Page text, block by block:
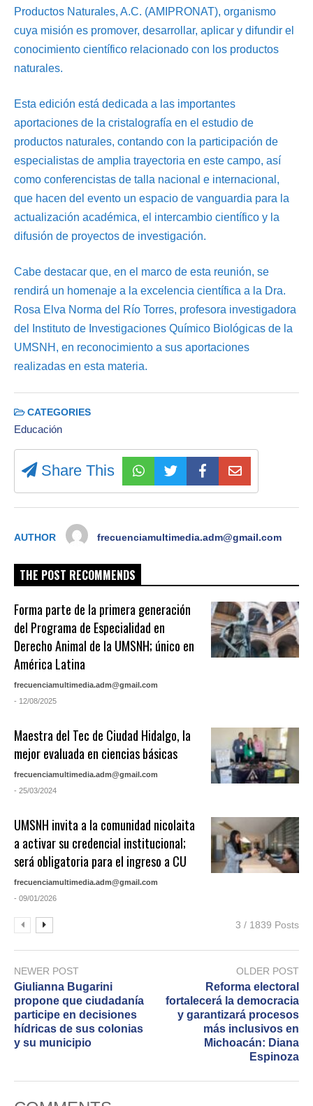
Productos Naturales, A.C. (AMIPRONAT), organismo
cuya misión es promover, desarrollar, aplicar y difundir el
conocimiento científico relacionado con los productos
naturales.
Esta edición está dedicada a las importantes
aportaciones de la cristalografía en el estudio de
productos naturales, contando con la participación de
especialistas de amplia trayectoria en este campo, así
como conferencistas de talla nacional e internacional,
que hacen del evento un espacio de vanguardia para la
actualización académica, el intercambio científico y la
difusión de proyectos de investigación.
Cabe destacar que, en el marco de esta reunión, se
rendirá un homenaje a la excelencia científica a la Dra.
Rosa Elva Norma del Río Torres, profesora investigadora
del Instituto de Investigaciones Químico Biológicas de la
UMSNH, en reconocimiento a sus aportaciones
realizadas en esta materia.
CATEGORIES
Educación
Share This
AUTHOR frecuenciamultimedia.adm@gmail.com
THE POST RECOMMENDS
Forma parte de la primera generación
del Programa de Especialidad en
Derecho Animal de la UMSNH; único en
América Latina
frecuenciamultimedia.adm@gmail.com
- 12/08/2025
Maestra del Tec de Ciudad Hidalgo, la
mejor evaluada en ciencias básicas
frecuenciamultimedia.adm@gmail.com
- 25/03/2024
UMSNH invita a la comunidad nicolaita
a activar su credencial institucional;
será obligatoria para el ingreso a CU
frecuenciamultimedia.adm@gmail.com
- 09/01/2026
3 / 1839 Posts
NEWER POST
Giulianna Bugarini
propone que ciudadanía
participe en decisiones
hídricas de sus colonias
y su municipio
OLDER POST
Reforma electoral
fortalecerá la democracia
y garantizará procesos
más inclusivos en
Michoacán: Diana
Espinoza